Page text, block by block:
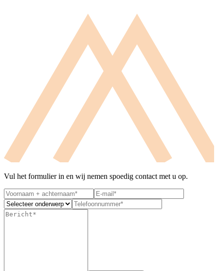
Vul het formulier in en wij nemen spoedig contact met u op.